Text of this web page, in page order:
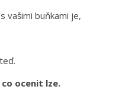
vašimi buňkami je,
ocenit lze.